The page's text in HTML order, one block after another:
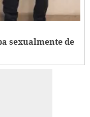
sexualmente de